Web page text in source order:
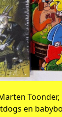
Toonder,
en